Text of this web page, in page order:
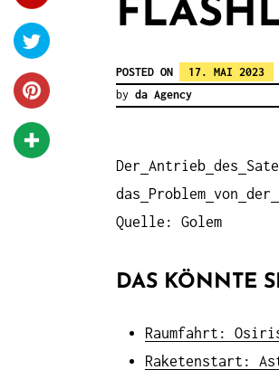
POSTED ON
17. MAI 2023
by da Agency
Der Antrieb des
das
Problem von der
Quelle: Golem
DAS KÖNNTE
Raumfahrt:
Raketenstart: